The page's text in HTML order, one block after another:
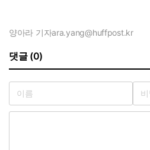
양아라 기자ara.yang@huffpost.kr
댓글 (0)